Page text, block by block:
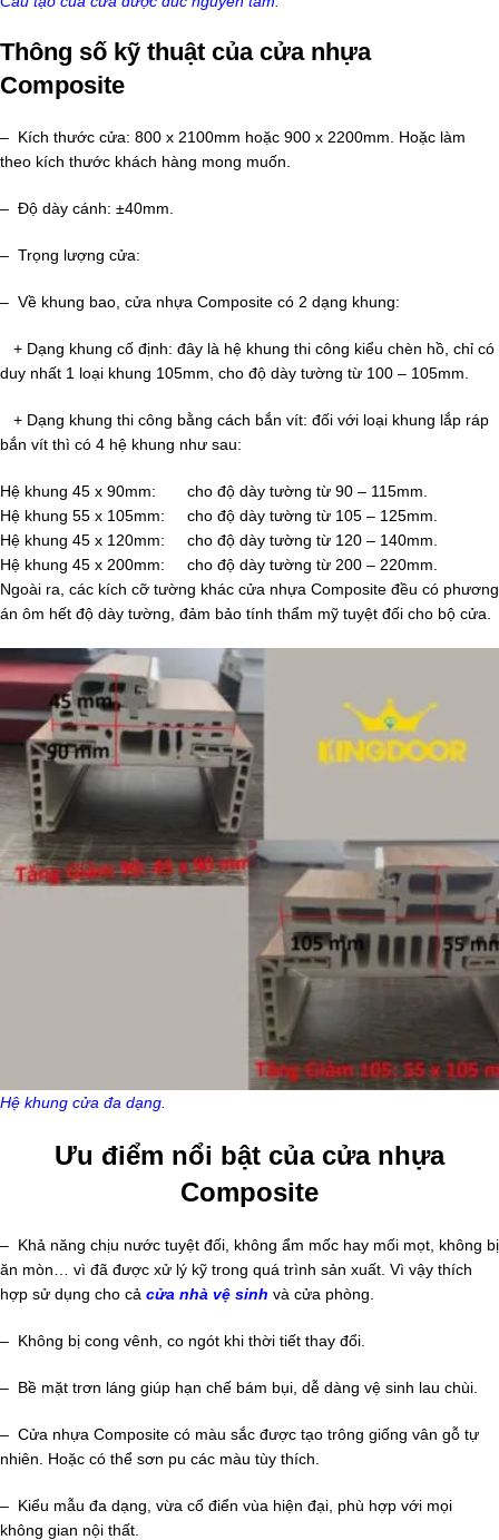
Thông số kỹ thuật của cửa nhựa
Composite
– Kích thước cửa: 800 x 2100mm hoặc 900 x 2200mm. Hoặc làm
theo kích thước khách hàng mong muốn.
– Độ dày cánh: ±40mm.
– Trọng lượng cửa:
– Về khung bao, cửa nhựa Composite có 2 dạng khung:
+ Dạng khung cố định: đây là hệ khung thi công kiểu chèn hồ, chỉ có
duy nhất 1 loại khung 105mm, cho độ dày tường từ 100 – 105mm.
+ Dạng khung thi công bằng cách bắn vít: đối với loại khung lắp ráp
bắn vít thì có 4 hệ khung như sau:
Hệ khung 45 x 90mm: cho độ dày tường từ 90 – 115mm.
Hệ khung 55 x 105mm: cho độ dày tường từ 105 – 125mm.
Hệ khung 45 x 120mm: cho độ dày tường từ 120 – 140mm.
Hệ khung 45 x 200mm: cho độ dày tường từ 200 – 220mm.
Ngoài ra, các kích cỡ tường khác cửa nhựa Composite đều có phương
án ôm hết độ dày tường, đảm bảo tính thẩm mỹ tuyệt đối cho bộ cửa.
Hệ khung cửa đa dạng.
Ưu điểm nổi bật của cửa nhựa
Composite
– Khả năng chịu nước tuyệt đối, không ẩm mốc hay mối mọt, không bị
ăn mòn… vì đã được xử lý kỹ trong quá trình sản xuất. Vì vậy thích
hợp sử dụng cho cả cửa nhà vệ sinh và cửa phòng.
– Không bị cong vênh, co ngót khi thời tiết thay đổi.
– Bề mặt trơn láng giúp hạn chế bám bụi, dễ dàng vệ sinh lau chùi.
– Cửa nhựa Composite có màu sắc được tạo trông giống vân gỗ tự
nhiên. Hoặc có thể sơn pu các màu tùy thích.
– Kiểu mẫu đa dạng, vừa cổ điển vùa hiện đại, phù hợp với mọi
không gian nội thất.